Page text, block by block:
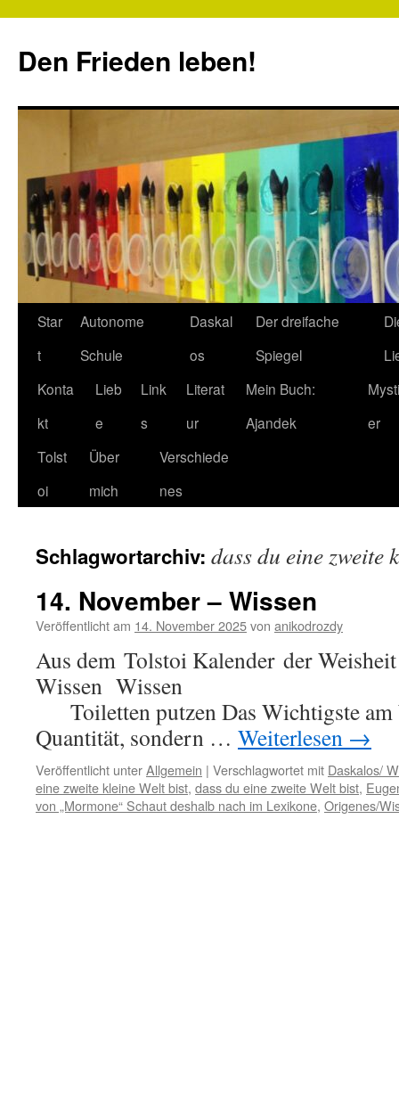
springen
Den Frieden leben!
Star
t
Autonome
Schule
Daskal
os
Der dreifache
Spiegel
Konta
kt
Lieb
e
Link
s
Literat
ur
Mein Buch:
Ajandek
er
Tolst
oi
Über
mich
Verschiede
nes
Schlagwortarchiv: dass du eine zweite
14. November – Wissen
Veröffentlicht am 14. November 2025von anikodrozdy
Aus dem Tolstoi Kalender der
Wissen
Toiletten putzen Das Wichtigste am
Quantität, sondern … Weiterlesen →
Veröffentlicht unterAllgemein | Verschlagwortet mit Daskalos/
eine zweite kleine Welt bist, dass du eine zweite Welt bist,
von „Mormone“ Schaut deshalb nach im Lexikone, Origenes/